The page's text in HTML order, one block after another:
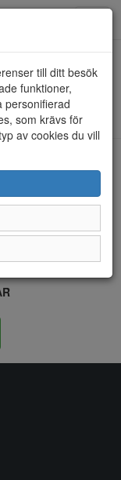
SVERIGE
KR
till ditt besök
funktioner,
personifierad
som krävs för
av cookies du vill